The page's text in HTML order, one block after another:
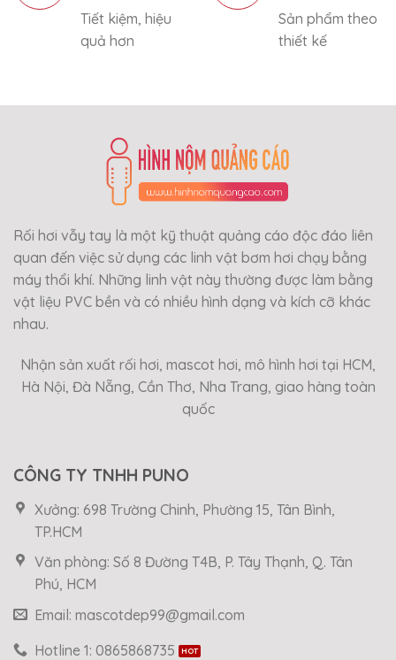
Tiết kiệm, hiệu
quả hơn
Sản phẩm theo
thiết kế
Rối hơi vẫy tay là một kỹ thuật quảng cáo độc đáo liên
quan đến việc sử dụng các linh vật bơm hơi chạy bằng
máy thổi khí. Những linh vật này thường được làm bằng
vật liệu PVC bền và có nhiều hình dạng và kích cỡ khác
nhau.
Nhận sản xuất rối hơi, mascot hơi, mô hình hơi tại HCM,
Hà Nội, Đà Nẵng, Cần Thơ, Nha Trang, giao hàng toàn
quốc
CÔNG TY TNHH PUNO
Xưởng: 698 Trường Chinh, Phường 15, Tân Bình,
TP.HCM
Văn phòng: Số 8 Đường T4B, P. Tây Thạnh, Q. Tân
Phú, HCM
Email: mascotdep99@gmail.com
Hotline 1: 0865868735